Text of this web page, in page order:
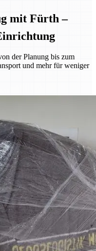
mit Fürth –
der Planung bis zum
und mehr für weniger